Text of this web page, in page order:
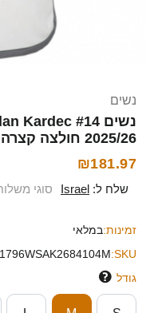
נשים
2025/26 חולצה קצרה
₪181.97
שלח ל: Israel סוגי
זמינות:במלאי
SKU:
גודל